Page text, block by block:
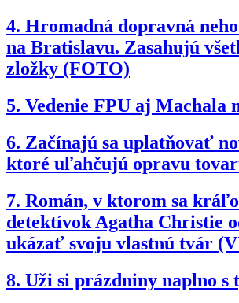
4. Hromadná dopravná
na Bratislavu. Zasahujú
zložky (FOTO)
5. Vedenie FPU aj Machala
6. Začínajú sa uplatňovať
ktoré uľahčujú opravu
7. Román, v ktorom sa
detektívok Agatha Christie
ukázať svoju vlastnú tvár
8. Uži si prázdniny naplno s